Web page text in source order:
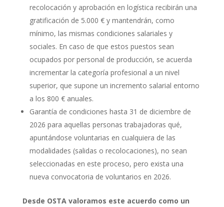
recolocación y aprobación en logística recibirán una
gratificación de 5.000 € y mantendrán, como
mínimo, las mismas condiciones salariales y
sociales. En caso de que estos puestos sean
ocupados por personal de producción, se acuerda
incrementar la categoría profesional a un nivel
superior, que supone un incremento salarial entorno
a los 800 € anuales.
Garantía de condiciones hasta 31 de diciembre de
2026 para aquellas personas trabajadoras qué,
apuntándose voluntarias en cualquiera de las
modalidades (salidas o recolocaciones), no sean
seleccionadas en este proceso, pero exista una
nueva convocatoria de voluntarios en 2026.
Desde OSTA valoramos este acuerdo como un